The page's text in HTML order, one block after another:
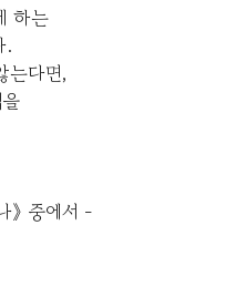
하는
.
는다면,
》 중에서 -